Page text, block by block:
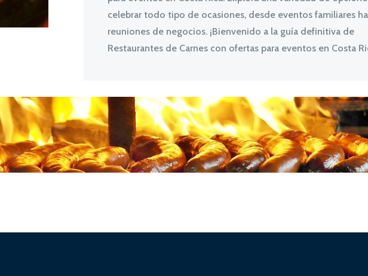
celebrar todo tipo de ocasiones, desde eventos familiares
reuniones de negocios. ¡Bienvenido a la guía definitiva de
Restaurantes de Carnes con ofertas para eventos en Costa